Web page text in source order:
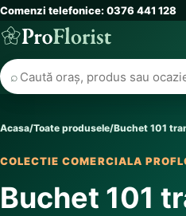
Comenzi telefonice: 0376 441 128
⌕
Acasa/Toate produsele/Buchet 101
COLECTIE COMERCIALA
Buchet 101